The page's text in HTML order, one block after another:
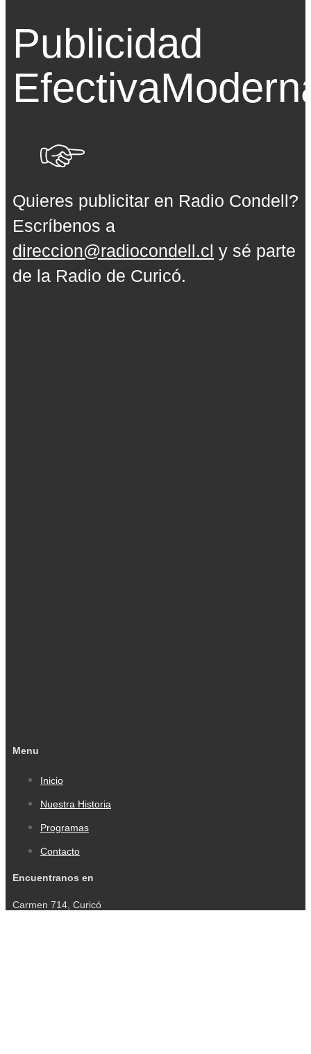
Publicidad
Efectiva
Quieres publicitar en Radio Condell?
Escríbenos a
direccion@radiocondell.cl y sé parte
de la Radio de Curicó.
Menu
Inicio
Nuestra Historia
Programas
Contacto
Encuentranos en
Carmen 714, Curicó